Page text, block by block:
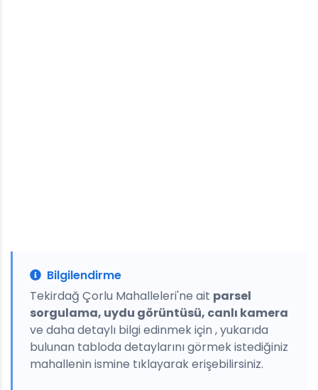
Bilgilendirme
Tekirdağ Çorlu Mahalleleri'ne ait parsel
sorgulama, uydu görüntüsü, canlı kamera
ve daha detaylı bilgi edinmek için , yukarıda
bulunan tabloda detaylarını görmek istediğiniz
mahallenin ismine tıklayarak erişebilirsiniz.